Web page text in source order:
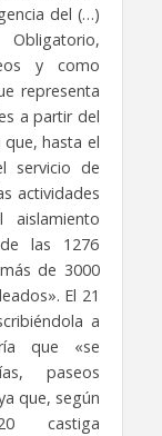
del (…)
y como
representa
a partir del
hasta el
servicio de
actividades
aislamiento
las 1276
de 3000
El 21
a
que «se
paseos
que, según
castiga